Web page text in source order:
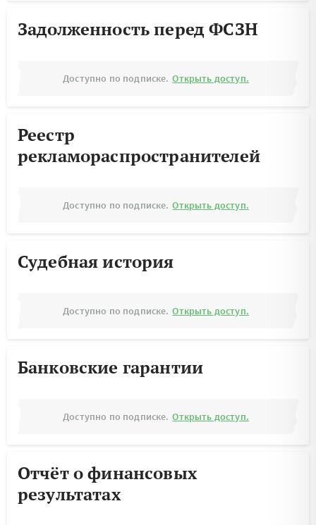
Задолженность перед ФСЗН
Доступно по подписке. Открыть доступ.
Реестр
рекламораспространителей
Доступно по подписке. Открыть доступ.
Судебная история
Доступно по подписке. Открыть доступ.
Банковские гарантии
Доступно по подписке. Открыть доступ.
Отчёт о финансовых
результатах